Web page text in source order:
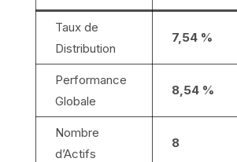
Taux de
Distribution
7,54 %
Performance
Globale
8,54 %
Nombre
d’Actifs
8